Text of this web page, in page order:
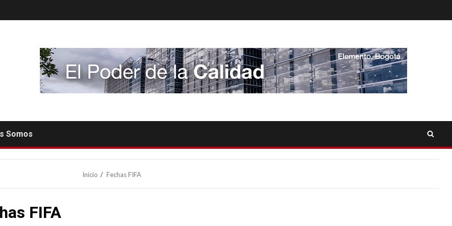
Somos
Inicio Fechas FIFA
FIFA